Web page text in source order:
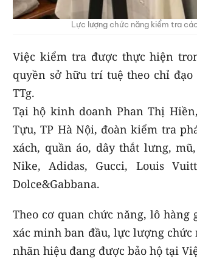
Lực lượng chức năng kiểm tra
Việc kiểm tra được thực hiện
quyền sở hữu trí tuệ theo chỉ
TTg.
Tại hộ kinh doanh Phan Thị
Tựu, TP Hà Nội, đoàn kiểm tra
xách, quần áo, dây thắt lưng,
Nike, Adidas, Gucci, Louis
Dolce&Gabbana.
Theo cơ quan chức năng, lô hàng
xác minh ban đầu, lực lượng chức
nhãn hiệu đang được bảo hộ tại